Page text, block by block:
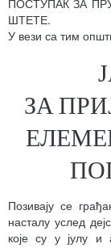
ПОСТУПАК ЗА
ШТЕТЕ.
У вези са тим
ЗА
Позивају се
насталу услед
које су у јулу и